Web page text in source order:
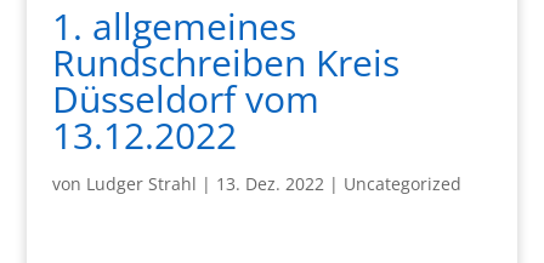
1. allgemeines
Rundschreiben Kreis
Düsseldorf vom
13.12.2022
von Ludger Strahl | 13. Dez. 2022| Uncategorized